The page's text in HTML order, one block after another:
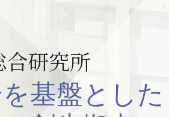
研究所
基盤とした